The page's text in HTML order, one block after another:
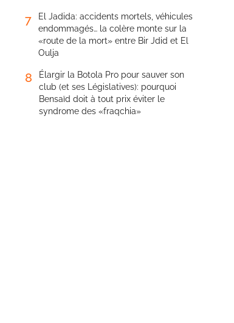
7
El Jadida: accidents mortels, véhicules
endommagés… la colère monte sur la
«route de la mort» entre Bir Jdid et El
Oulja
8
Élargir la Botola Pro pour sauver son
club (et ses Législatives): pourquoi
Bensaïd doit à tout prix éviter le
syndrome des «fraqchia»